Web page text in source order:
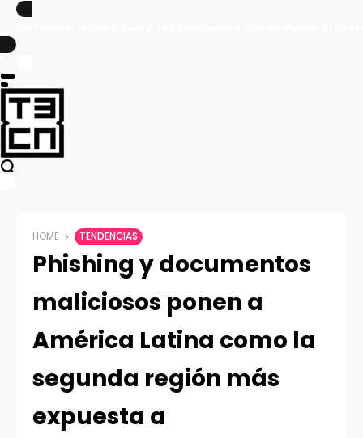
HOME TENDENCIAS
Phishing y documentos
maliciosos ponen a
América Latina como la
segunda región más
expuesta a